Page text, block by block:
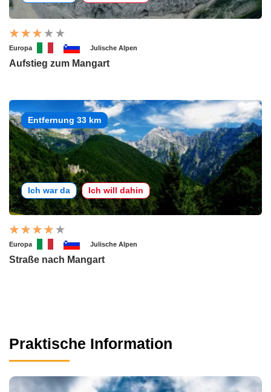
Europa Julische Alpen
Aufstieg zum Mangart
Entfernung 33 km
Ich war da Ich will dahin
Europa Julische Alpen
Straße nach Mangart
Praktische Information